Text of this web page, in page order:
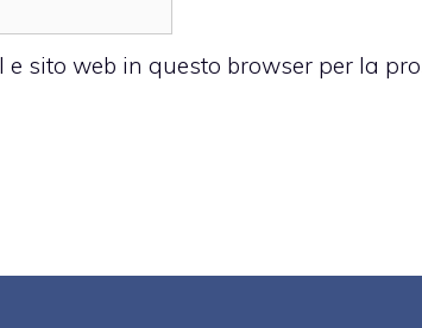
e sito web in questo browser per la